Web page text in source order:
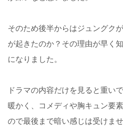
そのため後半からはジュングク
が起きたのか？その理由が早く
になりました。
ドラマの内容だけを見ると重い
暖かく、コメディや胸キュン要
ので最後まで暗い感じは受けませ